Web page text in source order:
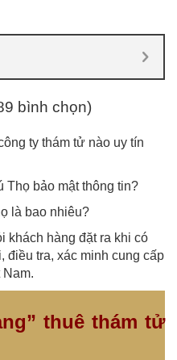
bình chọn)
ty thám tử nào uy tín
Thọ bảo mật thông tin?
là bao nhiêu?
khách hàng đặt ra khi có
điều tra, xác minh cung cấp
thuê thám tử